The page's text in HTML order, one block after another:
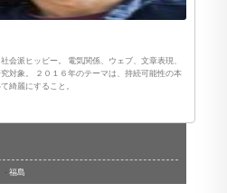
会派ヒッピー。 電気関係、ウェブ、文章表現、
対象。 ２０１６年のテーマは、持続可能性の本
綺麗にすること。
福島